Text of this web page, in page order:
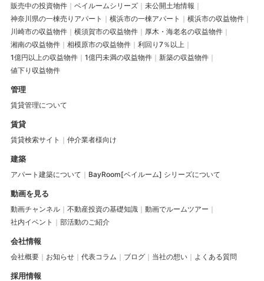
販売中の投資物件 ベイルームシリーズ
未公開土地情報
神奈川県の一棟売りアパート
横浜市の一棟アパート
横浜市の収益物件
川崎市の収益物件
横須賀市の収益物件
厚木・海老名の収益物件
湘南の収益物件
相模原市の収益物件
利回り7％以上
1億円以上の収益物件
1億円未満の収益物件
新築の収益物件
値下り収益物件
管理
賃貸管理について
賃貸
賃貸検索サイト 仲介業者様向け
建築
アパート建築について BayRoom[ベイルーム] シリーズについて
動画を見る
動画チャンネル 不動産投資の基礎知識
動画でルームツアー
社内イベント
部活動のご紹介
会社情報
会社概要 お知らせ 代表コラム ブログ 当社の想い よくある質問
採用情報